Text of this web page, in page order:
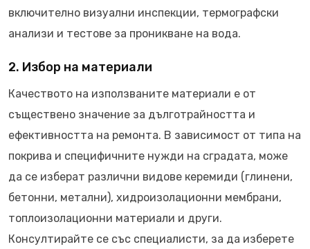
включително визуални инспекции, термографски
анализи и тестове за проникване на вода.
2. Избор на материали
Качеството на използваните материали е от
съществено значение за дълготрайността и
ефективността на ремонта. В зависимост от типа на
покрива и специфичните нужди на сградата, може
да се изберат различни видове керемиди (глинени,
бетонни, метални), хидроизолационни мембрани,
топлоизолационни материали и други.
Консултирайте се със специалисти, за да изберете